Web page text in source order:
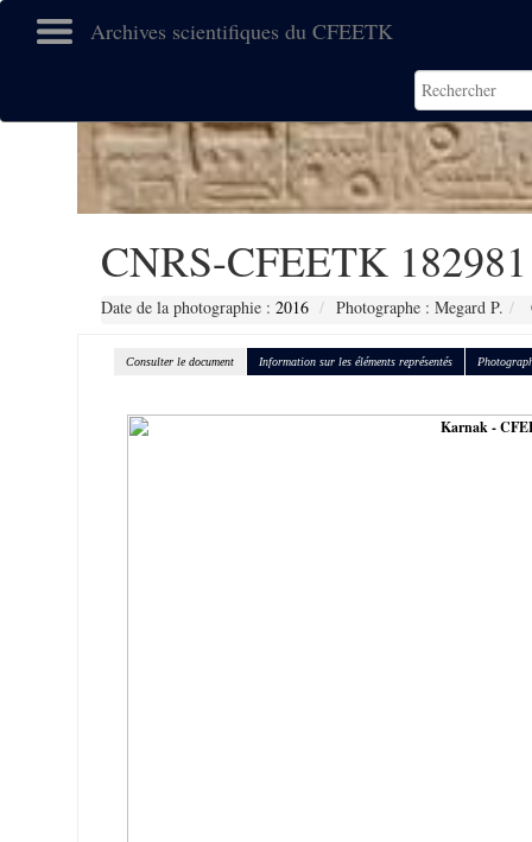
Archives scientifiques du CFEETK
CNRS-CFEETK 182981
Date de la photographie : 2016 Photographe : Megard P.
Consulter le document Information sur les éléments représentés